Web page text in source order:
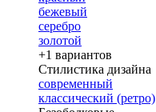
бежевый
серебро
золотой
+1 вариантов
Стилистика дизайна
современный
классический (ретро)